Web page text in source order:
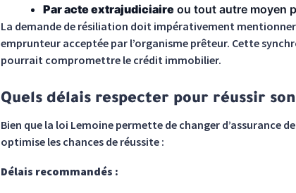
Par acte extrajudiciaire ou tout autre moyen
La demande de résiliation doit impérativement mentionner
emprunteur acceptée par l’organisme prêteur. Cette
pourrait compromettre le crédit immobilier.
Quels délais respecter pour réussir
Bien que la loi Lemoine permette de changer d’assurance
optimise les chances de réussite :
Délais recommandés :